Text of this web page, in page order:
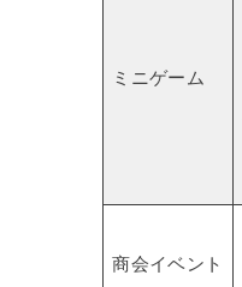
ミニゲーム
商会イベント